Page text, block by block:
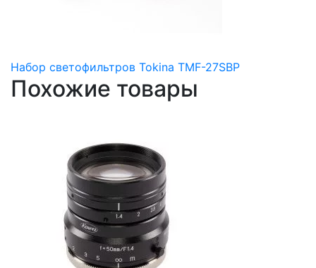
Набор светофильтров Tokina TMF-27SBP
Похожие товары